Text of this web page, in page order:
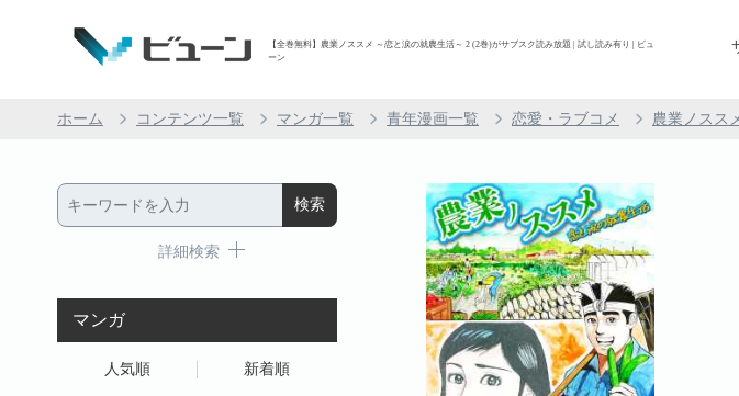
【全巻無料】農業ノススメ ～恋と涙の就農生活～ 2 (2巻)がサブスク読み放題 | 試し読み有り | ビュ
ーン
ホーム コンテンツ一覧 マンガ一覧 青年漫画一覧 恋愛・ラブコメ 農業ノスス
詳細検索
マンガ
人気順 新着順